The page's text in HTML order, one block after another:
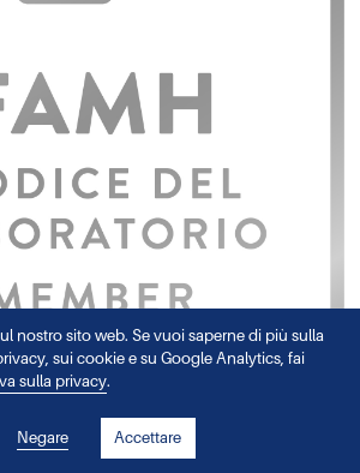
nostro sito web. Se vuoi saperne di più sulla
sui cookie e su Google Analytics, fai
sulla privacy.
Negare Accettare